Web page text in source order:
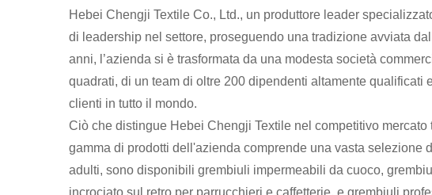
Hebei Chengji Textile Co., Ltd., un produttore leader
di leadership nel settore, proseguendo una tradizione avviata
anni, l’azienda si è trasformata da una modesta società
quadrati, di un team di oltre 200 dipendenti altamente
clienti in tutto il mondo.
Ciò che distingue Hebei Chengji Textile nel competitivo
gamma di prodotti dell'azienda comprende una vasta
adulti, sono disponibili grembiuli impermeabili da cuoco,
incrociato sul retro per parrucchieri e caffetterie, e grembiuli